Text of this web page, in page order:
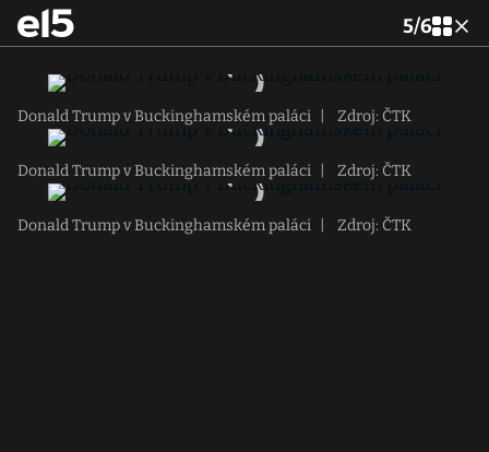
5/6
Donald Trump v Buckinghamském paláci Zdroj: ČTK
Donald Trump v Buckinghamském paláci Zdroj: ČTK
Donald Trump v Buckinghamském paláci Zdroj: ČTK